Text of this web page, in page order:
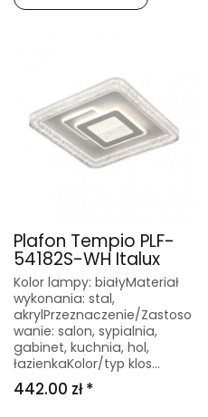
Plafon Tempio PLF-
54182S-WH Italux
Kolor lampy: białyMateriał
wykonania: stal,
akrylPrzeznaczenie/Zastoso
wanie: salon, sypialnia,
gabinet, kuchnia, hol,
łazienkaKolor/typ klos...
442.00 zł *